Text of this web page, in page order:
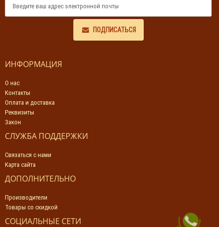
ПОДПИСАТЬСЯ
ИНФОРМАЦИЯ
О нас
Контакты
Оплата и доставка
Реквизиты
Закон
СЛУЖБА ПОДДЕРЖКИ
Связаться с нами
Карта сайта
ДОПОЛНИТЕЛЬНО
Производители
Товары со скидкой
СОЦИАЛЬНЫЕ СЕТИ